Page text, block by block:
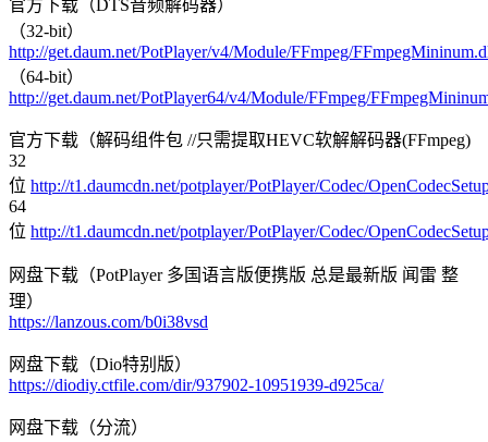
官方下载（DTS音频解码器）
（32-bit）
http://get.daum.net/PotPlayer/v4/Module/FFmpeg/
（64-bit）
http://get.daum.net/PotPlayer64/v4/Module/FFmpeg/
官方下载（解码组件包 //只需提取HEVC软解解码器(FFmpeg)
32
位 http://t1.daumcdn.net/potplayer/PotPlayer/Codec/
64
位 http://t1.daumcdn.net/potplayer/PotPlayer/Codec/
网盘下载（PotPlayer 多国语言版便携版 总是最新版 闻雷 整
理）
https://lanzous.com/b0i38vsd
网盘下载（Dio特别版）
https://diodiy.ctfile.com/dir/937902-10951939-d925ca/
网盘下载（分流）